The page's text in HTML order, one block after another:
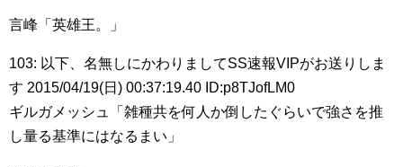
言峰「英雄王。」
103: 以下、名無しにかわりましてSS速報VIPがお送りしま
す 2015/04/19(日) 00:37:19.40 ID:p8TJofLM0
ギルガメッシュ「雑種共を何人か倒したぐらいで強さを推
し量る基準にはなるまい」